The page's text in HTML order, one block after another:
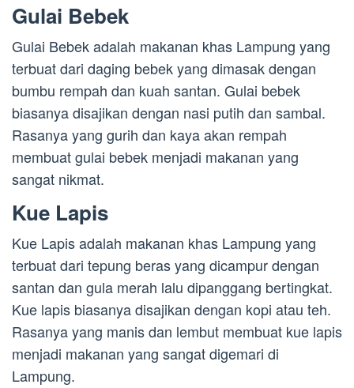
Gulai Bebek
Gulai Bebek adalah makanan khas Lampung yang
terbuat dari daging bebek yang dimasak dengan
bumbu rempah dan kuah santan. Gulai bebek
biasanya disajikan dengan nasi putih dan sambal.
Rasanya yang gurih dan kaya akan rempah
membuat gulai bebek menjadi makanan yang
sangat nikmat.
Kue Lapis
Kue Lapis adalah makanan khas Lampung yang
terbuat dari tepung beras yang dicampur dengan
santan dan gula merah lalu dipanggang bertingkat.
Kue lapis biasanya disajikan dengan kopi atau teh.
Rasanya yang manis dan lembut membuat kue lapis
menjadi makanan yang sangat digemari di
Lampung.